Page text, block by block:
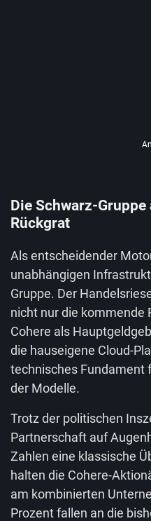
Die Schwarz-
Rückgrat
Als entscheidender
unabhängigen
Gruppe. Der
nicht nur die kommende
Cohere als
die hauseigene Cloud-
technisches Fundament
der Modelle.
Trotz der politischen
Partnerschaft auf
Zahlen eine klassische
halten die Cohere-
am kombinierten
Prozent fallen an die